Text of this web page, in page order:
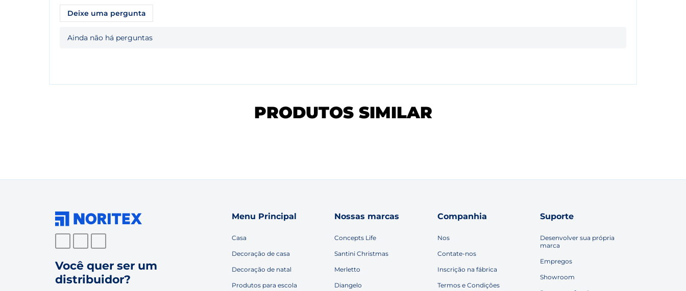
Deixe uma pergunta
Ainda não há perguntas
PRODUTOS SIMILAR
Você quer ser um
distribuidor?
Menu Principal
Casa
Decoração de casa
Decoração de natal
Produtos para escola
Nossas marcas
Concepts Life
Santini Christmas
Merletto
Diangelo
Companhia
Nos
Contate-nos
Inscrição na fábrica
Termos e Condições
Suporte
Desenvolver sua própria
marca
Empregos
Showroom